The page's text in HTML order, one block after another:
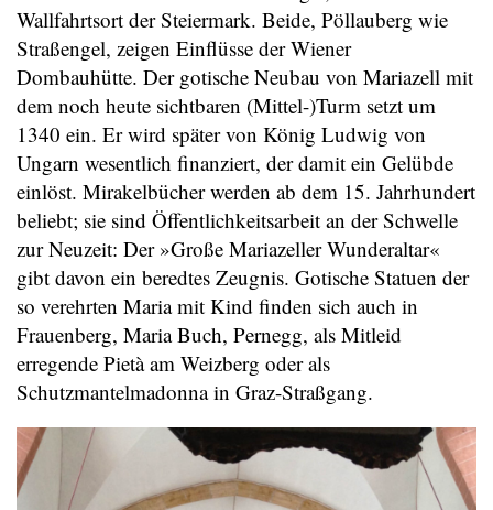
Wallfahrtsort der Steiermark. Beide, Pöllauberg wie
Straßengel, zeigen Einflüsse der Wiener
Dombauhütte. Der gotische Neubau von Mariazell mit
dem noch heute sichtbaren (Mittel-)Turm setzt um
1340 ein. Er wird später von König Ludwig von
Ungarn wesentlich finanziert, der damit ein Gelübde
einlöst. Mirakelbücher werden ab dem 15. Jahrhundert
beliebt; sie sind Öffentlichkeitsarbeit an der Schwelle
zur Neuzeit: Der »Große Mariazeller Wunderaltar«
gibt davon ein beredtes Zeugnis. Gotische Statuen der
so verehrten Maria mit Kind finden sich auch in
Frauenberg, Maria Buch, Pernegg, als Mitleid
erregende Pietà am Weizberg oder als
Schutzmantelmadonna in Graz-Straßgang.